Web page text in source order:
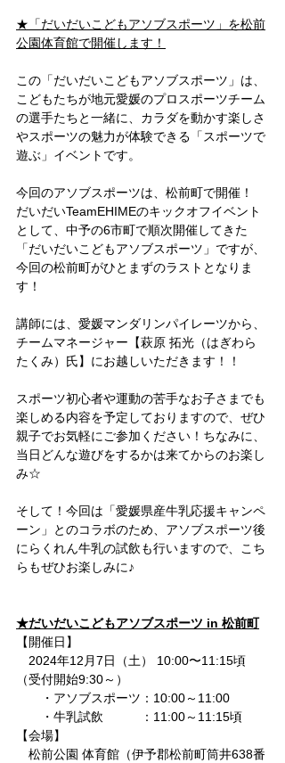
★「だいだいこどもアソブスポーツ」を松前
公園体育館で開催します！
この「だいだいこどもアソブスポーツ」は、
こどもたちが地元愛媛のプロスポーツチーム
の選手たちと一緒に、カラダを動かす楽しさ
やスポーツの魅力が体験できる「スポーツで
遊ぶ」イベントです。
今回のアソブスポーツは、松前町で開催！
だいだいTeamEHIMEのキックオフイベント
として、中予の6市町で順次開催してきた
「だいだいこどもアソブスポーツ」ですが、
今回の松前町がひとまずのラストとなりま
す！
講師には、愛媛マンダリンパイレーツから、
チームマネージャー【萩原 拓光（はぎわら
たくみ）氏】にお越しいただきます！！
スポーツ初心者や運動の苦手なお子さまでも
楽しめる内容を予定しておりますので、ぜひ
親子でお気軽にご参加ください！ちなみに、
当日どんな遊びをするかは来てからのお楽し
み☆
そして！今回は「愛媛県産牛乳応援キャンペ
ーン」とのコラボのため、アソブスポーツ後
にらくれん牛乳の試飲も行いますので、こち
らもぜひお楽しみに♪
★だいだいこどもアソブスポーツ in 松前町
【開催日】
2024年12月7日（土） 10:00〜11:15頃
（受付開始9:30～）
・アソブスポーツ：10:00～11:00
・牛乳試飲　　　：11:00～11:15頃
【会場】
松前公園 体育館（伊予郡松前町筒井638番